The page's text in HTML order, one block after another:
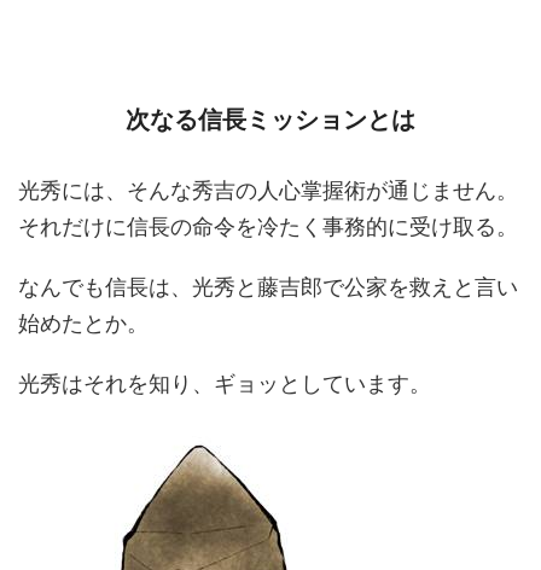
次なる信長ミッションとは
光秀には、そんな秀吉の人心掌握術が通じません。
それだけに信長の命令を冷たく事務的に受け取る。
なんでも信長は、光秀と藤吉郎で公家を救えと言い
始めたとか。
光秀はそれを知り、ギョッとしています。